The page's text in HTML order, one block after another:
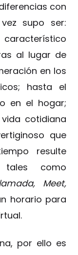
con
supo ser:
al lugar de
en los
hasta el
en el hogar;
cotidiana
que
resulte
tales como
Meet,
horario para
por ello es